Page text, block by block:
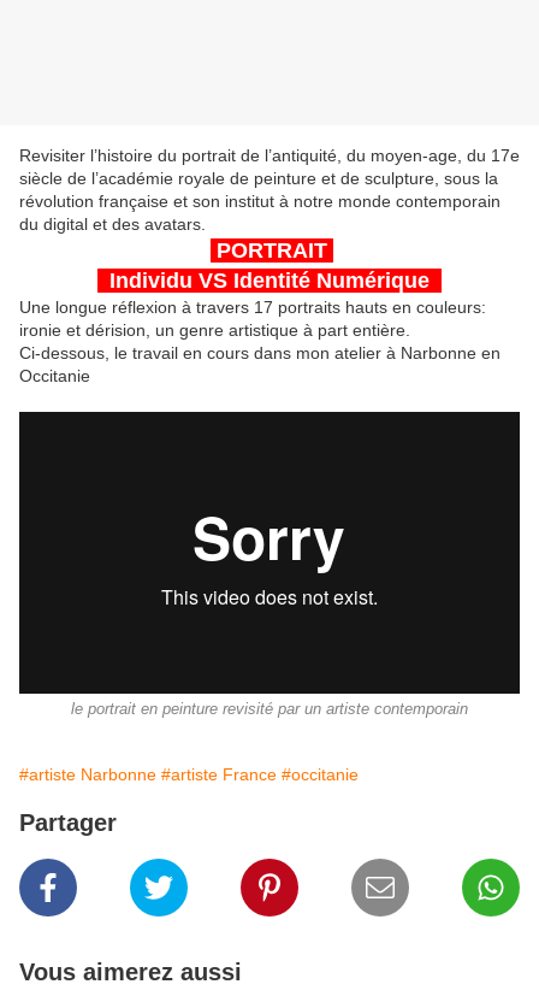
Revisiter l’histoire du portrait de l’antiquité, du moyen-age, du 17e
siècle de l’académie royale de peinture et de sculpture, sous la
révolution française et son institut à notre monde contemporain
du digital et des avatars.
PORTRAIT
Individu VS Identité Numérique
Une longue réflexion à travers 17 portraits hauts en couleurs:
ironie et dérision, un genre artistique à part entière.
Ci-dessous, le travail en cours dans mon atelier à Narbonne en
Occitanie
le portrait en peinture revisité par un artiste contemporain
#artiste Narbonne #artiste France #occitanie
Partager
Vous aimerez aussi